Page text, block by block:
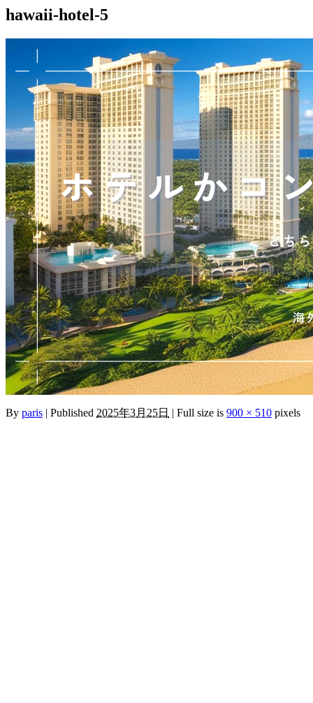
hawaii-hotel-5
By paris | Published 2025年3月25日 | Full size is 900 × 510 pixels